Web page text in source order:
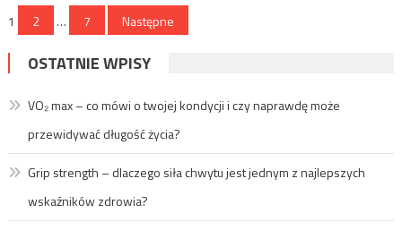
Stronicowanie
wpisów
1 2 … 7 Następne
OSTATNIE WPISY
VO₂ max – co mówi o twojej kondycji i czy naprawdę może
przewidywać długość życia?
Grip strength – dlaczego siła chwytu jest jednym z najlepszych
wskaźników zdrowia?